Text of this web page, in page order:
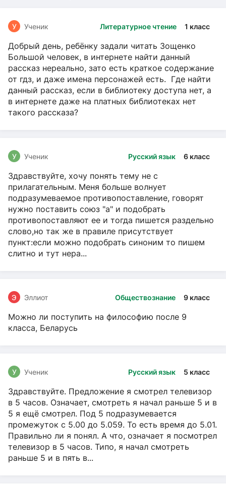
Литературное чтение 1 класс
У Ученик
Добрый день, ребёнку задали читать Зощенко
Большой человек, в интернете найти данный
рассказ нереально, зато есть краткое содержание
от гдз, и даже имена персонажей есть. Где найти
данный рассказ, если в библиотеку доступа нет, а
в интернете даже на платных библиотеках нет
такого рассказа?
Русский язык 6 класс
У Ученик
Здравствуйте, хочу понять тему не с
прилагательным. Меня больше волнует
подразумеваемое противопоставление, говорят
нужно поставить союз "а" и подобрать
противопоставляют ее и тогда пишется раздельно
слово,но так же в правиле присутствует
пункт:если можно подобрать синоним то пишем
слитно и тут нера...
Обществознание 9 класс
Э Эллиот
Можно ли поступить на философию после 9
класса, Беларусь
Русский язык 5 класс
У Ученик
Здравствуйте. Предложение я смотрел телевизор
в 5 часов. Означает, смотреть я начал раньше 5 и в
5 я ещё смотрел. Под 5 подразумевается
промежуток с 5.00 до 5.059. То есть время до 5.01.
Правильно ли я понял. А что, означает я посмотрел
телевизор в 5 часов. Типо, я начал смотреть
раньше 5 и в пять в...